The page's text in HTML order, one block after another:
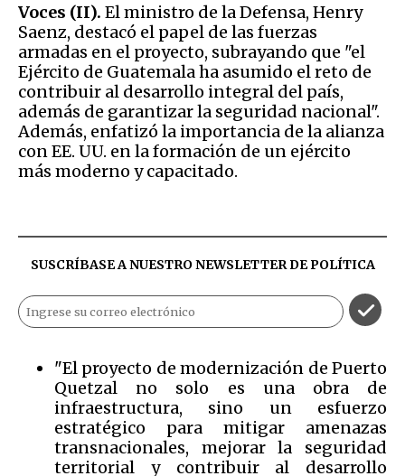
Voces (II). El ministro de la Defensa, Henry
Saenz, destacó el papel de las fuerzas
armadas en el proyecto, subrayando que "el
Ejército de Guatemala ha asumido el reto de
contribuir al desarrollo integral del país,
además de garantizar la seguridad nacional".
Además, enfatizó la importancia de la alianza
con EE. UU. en la formación de un ejército
más moderno y capacitado.
SUSCRÍBASE A NUESTRO NEWSLETTER DEPOLÍTICA
"El proyecto de modernización de Puerto
Quetzal no solo es una obra de
infraestructura, sino un esfuerzo
estratégico para mitigar amenazas
transnacionales, mejorar la seguridad
territorial y contribuir al desarrollo